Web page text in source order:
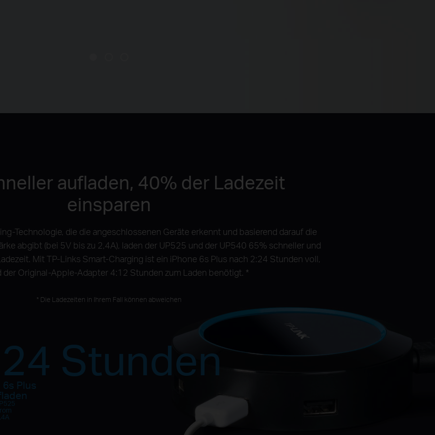
aufladen, 40% der Ladezeit
einsparen
Technologie, die die angeschlossenen Geräte erkennt und basierend darauf die
abgibt (bei 5V bis zu 2,4A), laden der UP525 und der UP540 65% schneller und
Mit TP-Links Smart-Charging ist ein iPhone 6s Plus nach 2:24 Stunden voll,
der Original-Apple-Adapter 4:12 Stunden zum Laden benötigt. *
* Die Ladezeiten in Ihrem Fall können abweichen
Stunden
Plus